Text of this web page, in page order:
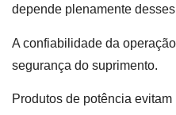
depende plenamente
A confiabilidade da
segurança do suprimento.
Produtos de potência